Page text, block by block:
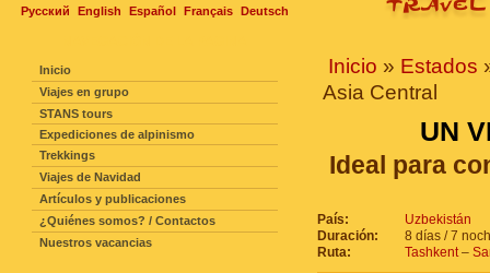
Русский English Español Français Deutsch
Inicio » Estados
Asia Central
UN
Ideal para
País:
Uzbekistán
Duración:
8 días / 7
Ruta:
Tashkent–
Inicio
Viajes en grupo
STANS tours
Expediciones de alpinismo
Trekkings
Viajes de Navidad
Artículos y publicaciones
¿Quiénes somos? / Contactos
Nuestros vacancias